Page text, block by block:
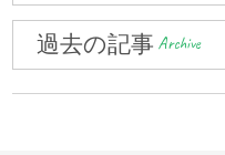
過去の記事 Archive